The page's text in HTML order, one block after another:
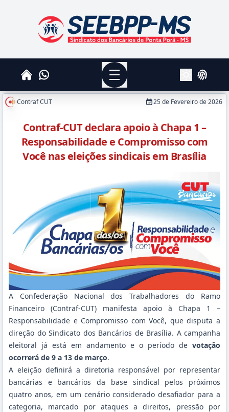
SEEBPPMS - Sindicato dos Bancários de Ponta
HomeWhatsapp
Menu
AlterarLogin
Contraf CUT 25 de Fevereiro de 2026
Contraf-CUT declara apoio à Chapa 1 –
Responsabilidade e Compromisso com
Você nas eleições sindicais em Brasília
A Confederação Nacional dos Trabalhadores do Ramo
Financeiro (Contraf-CUT) manifesta apoio à Chapa 1 –
Responsabilidade e Compromisso com Você, que disputa a
direção do Sindicato dos Bancários de Brasília. A campanha
eleitoral já está em andamento e o período de votação
ocorrerá de 9 a 13 de março.
A eleição definirá a diretoria responsável por representar
bancárias e bancários da base sindical pelos próximos
quatro anos, em um cenário considerado desafiador para a
categoria, marcado por ataques a direitos, pressão por